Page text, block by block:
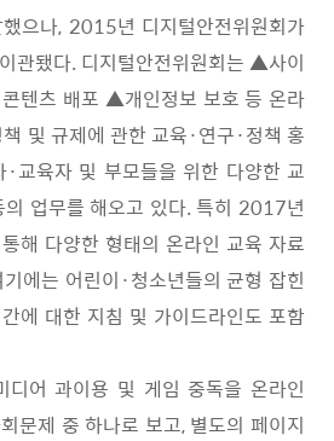
으나, 2015년 디지털안전위원회가
관됐다. 디지털안전위원회는 ▲사이
텐츠 배포 ▲개인정보 보호 등 온라
및 규제에 관한 교육·연구·정책 홍
·교육자 및 부모들을 위한 다양한 교
업무를 해오고 있다. 특히2017년
해 다양한 형태의 온라인 교육 자료
기에는 어린이 ·청소년들의 균형 잡힌
에 대한 지침 및 가이드라인도 포함
디어 과이용 및 게임 중독을 온라인
문제 중 하나로 보고, 별도의 페이지